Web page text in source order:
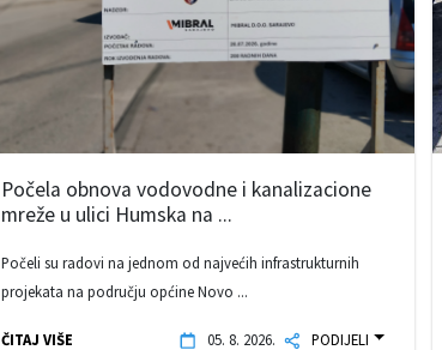
Počela obnova vodovodne i kanalizacione
mreže u ulici Humska na ...
Počeli su radovi na jednom od najvećih infrastrukturnih
projekata na području općine Novo ...
ČITAJ VIŠE 05. 8. 2026. PODIJELI